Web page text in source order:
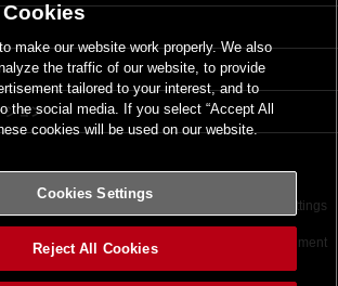
ション
サイトポリシー Cookies Settings
©2026 Konami Digital Entertainment
make our website work properly. We also
the traffic of our website, to provide
tailored to your interest, and to
the social media. If you select “Accept All
cookies will be used on our website.
Cookies Settings
Reject All Cookies